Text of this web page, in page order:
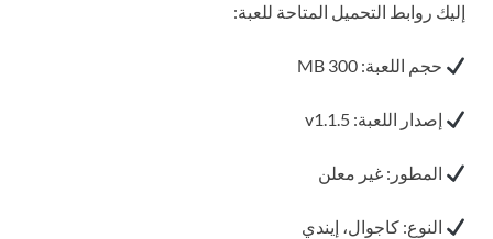
إليك روابط التحميل المتاحة للعبة:
حجم اللعبة: 300 MB
إصدار اللعبة: v1.1.5
المطور: غير معلن
النوع: كاجوال، إيندي